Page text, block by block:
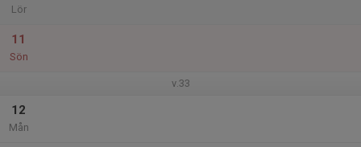
Lör
11
Sön
v.33
12
Mån